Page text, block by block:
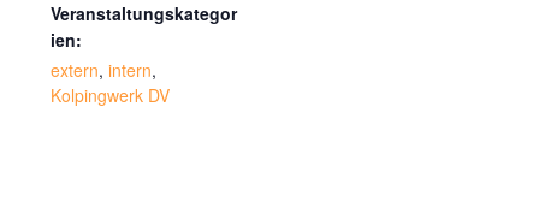
Veranstaltungskategor
ien:
extern,intern,
Kolpingwerk DV